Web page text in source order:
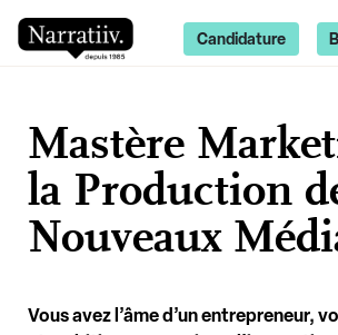
Mastère
la Production
Nouveaux
Vous avez l’âme d’un entrepreneur,
Candidature